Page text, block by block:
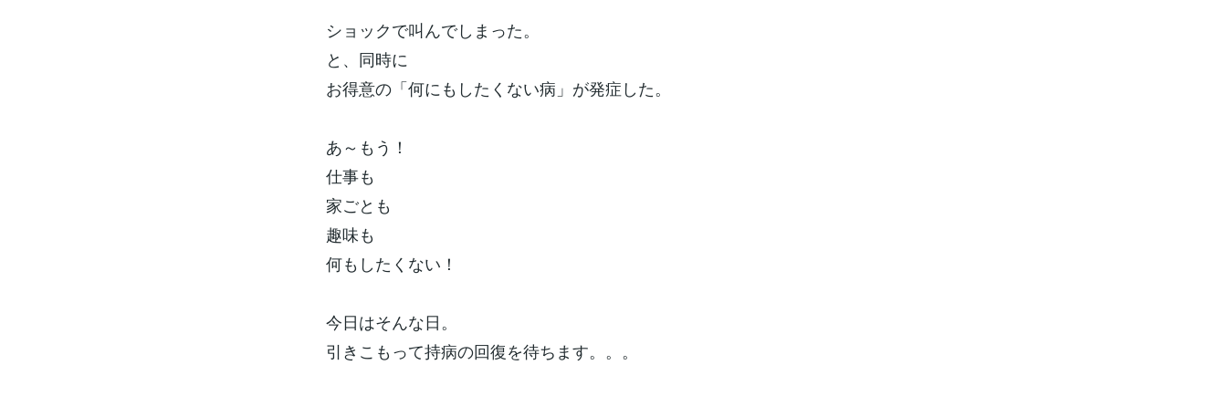
ショックで叫んでしまった。
と、同時に
お得意の「何にもしたくない病」が発症した。
あ～もう！
仕事も
家ごとも
趣味も
何もしたくない！
今日はそんな日。
引きこもって持病の回復を待ちます。。。